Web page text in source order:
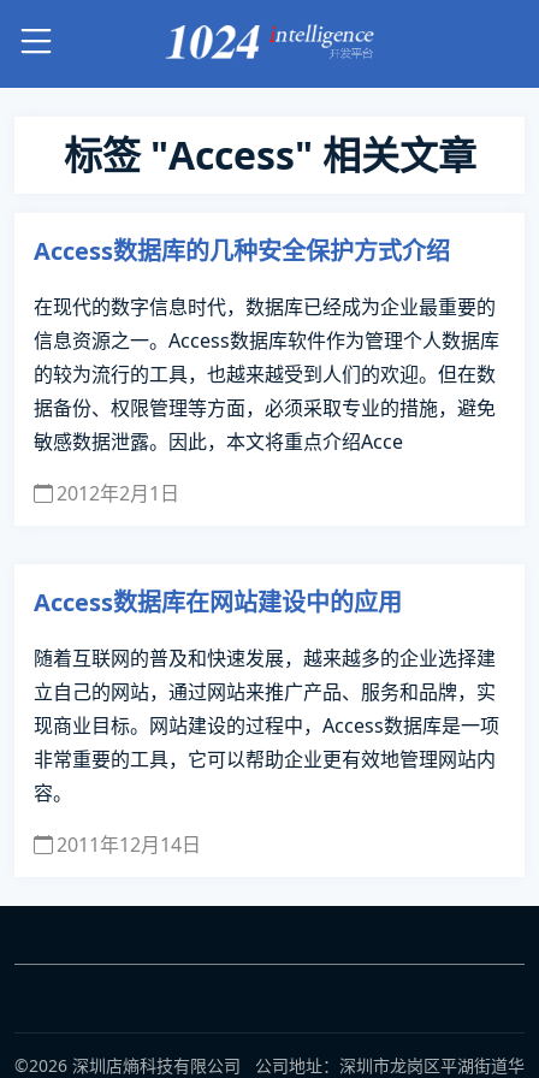
标签 "Access" 相关文章
Access数据库的几种安全保护方式介绍
在现代的数字信息时代，数据库已经成为企业最重要的
信息资源之一。Access数据库软件作为管理个人数据库
的较为流行的工具，也越来越受到人们的欢迎。但在数
据备份、权限管理等方面，必须采取专业的措施，避免
敏感数据泄露。因此，本文将重点介绍Acce
2012年2月1日
Access数据库在网站建设中的应用
随着互联网的普及和快速发展，越来越多的企业选择建
立自己的网站，通过网站来推广产品、服务和品牌，实
现商业目标。网站建设的过程中，Access数据库是一项
非常重要的工具，它可以帮助企业更有效地管理网站内
容。
2011年12月14日
©2026 深圳店熵科技有限公司 公司地址：深圳市龙岗区平湖街道华